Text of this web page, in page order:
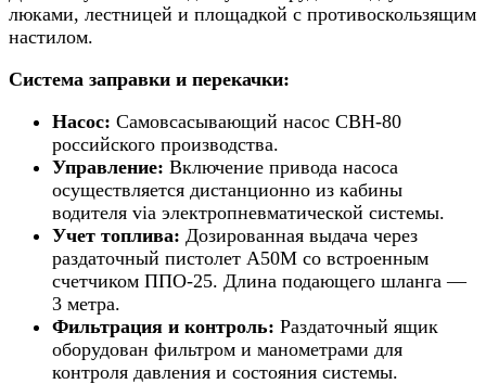
люками, лестницей и площадкой с противоскользящим
настилом.
Система заправки и перекачки:
Насос: Самовсасывающий насос СВН-80
российского производства.
Управление: Включение привода насоса
осуществляется дистанционно из кабины
водителя via электропневматической системы.
Учет топлива: Дозированная выдача через
раздаточный пистолет А50М со встроенным
счетчиком ППО-25. Длина подающего шланга —
3 метра.
Фильтрация и контроль: Раздаточный ящик
оборудован фильтром и манометрами для
контроля давления и состояния системы.